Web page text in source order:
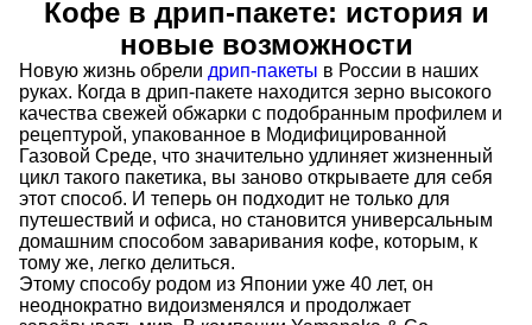
Кофе в дрип-пакете: история и
новые возможности
Новую жизнь обрели дрип-пакеты в России в наших
руках. Когда в дрип-пакете находится зерно высокого
качества свежей обжарки с подобранным профилем и
рецептурой, упакованное в Модифицированной
Газовой Среде, что значительно удлиняет жизненный
цикл такого пакетика, вы заново открываете для себя
этот способ. И теперь он подходит не только для
путешествий и офиса, но становится универсальным
домашним способом заваривания кофе, которым, к
тому же, легко делиться.
Этому способу родом из Японии уже 40 лет, он
неоднократно видоизменялся и продолжает